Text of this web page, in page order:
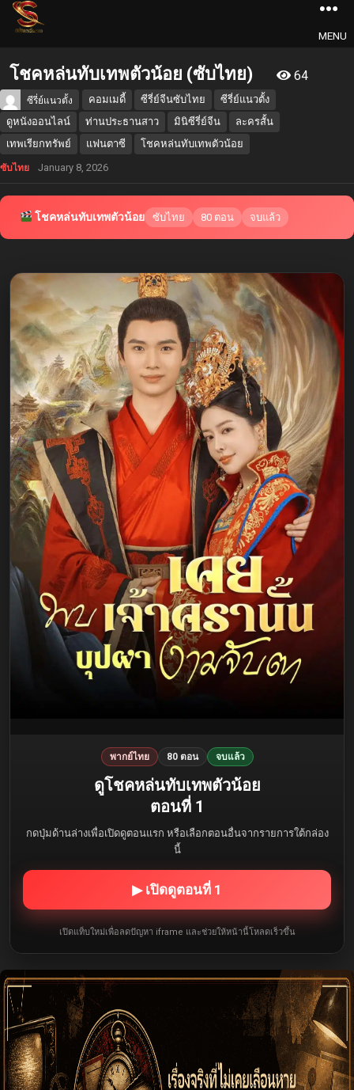
MENU
โชคหล่นทับเทพตัวน้อย (ซับไทย) 64
ซีรี่ย์แนวตั้ง คอมเมดี้ ซีรี่ย์จีนซับไทย
ซีรี่ย์แนวตั้ง
ดูหนังออนไลน์
ท่านประธานสาว มินิซีรี่ย์จีน
ละครสั้น
เทพเรียกทรัพย์
แฟนตาซี โชคหล่นทับเทพตัวน้อย
ซับไทย January 8, 2026
โชคหล่นทับเทพตัวน้อย ซับไทย 80 ตอน จบแล้ว
พากย์ไทย 80 ตอน จบแล้ว
ดูโชคหล่นทับเทพตัวน้อย
ตอนที่ 1
กดปุ่มด้านล่างเพื่อเปิดดูตอนแรก หรือเลือกตอนอื่นจากรายการใต้กล่อง
นี้
▶ เปิดดูตอนที่ 1
เปิดแท็บใหม่เพื่อลดปัญหา iframe และช่วยให้หน้านี้โหลดเร็วขึ้น